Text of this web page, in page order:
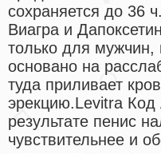
сохраняется до 36
Виагра и
только для мужчин,
основано на
туда приливает
эрекцию.Levitra
результате пенис
чувствительнее и